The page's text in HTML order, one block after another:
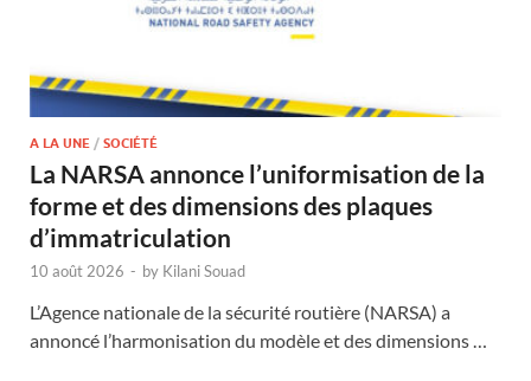
A LA UNE / SOCIÉTÉ
La NARSA annonce l’uniformisation de la
forme et des dimensions des plaques
d’immatriculation
10 août 2026 - by Kilani Souad
L’Agence nationale de la sécurité routière (NARSA) a
annoncé l’harmonisation du modèle et des dimensions …